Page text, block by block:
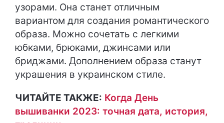
узорами. Она станет отличным
вариантом для создания романтического
образа. Можно сочетать с легкими
юбками, брюками, джинсами или
бриджами. Дополнением образа станут
украшения в украинском стиле.
ЧИТАЙТЕ ТАКЖЕ: Когда День
вышиванки 2023: точная дата, история,